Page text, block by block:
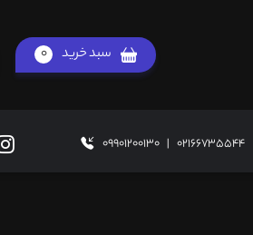
سبد خرید 0
02166735544
|
09901200130